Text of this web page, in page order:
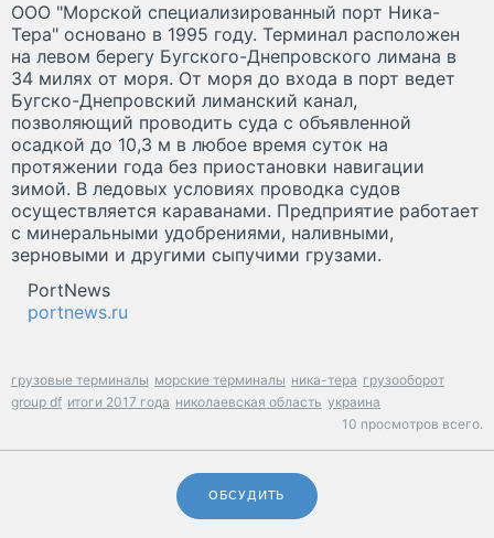
ООО "Морской специализированный порт Ника-
Тера" основано в 1995 году. Терминал расположен
на левом берегу Бугского-Днепровского лимана в
34 милях от моря. От моря до входа в порт ведет
Бугско-Днепровский лиманский канал,
позволяющий проводить суда с объявленной
осадкой до 10,3 м в любое время суток на
протяжении года без приостановки навигации
зимой. В ледовых условиях проводка судов
осуществляется караванами. Предприятие работает
с минеральными удобрениями, наливными,
зерновыми и другими сыпучими грузами.
PortNews
portnews.ru
грузовые терминалы морские терминалы ника-тера грузооборот
group df итоги 2017 года николаевская область украина
10 просмотров всего.
ОБСУДИТЬ